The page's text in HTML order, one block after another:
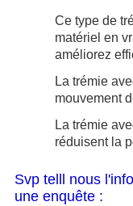
Ce type de
matériel en
améliorez
La trémie
mouvement
La trémie
réduisent la
Svp telll nous
une enquête :